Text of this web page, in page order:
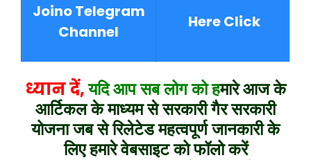
Joino Telegram
Channel
Here Click
ध्यान दें, यदि आप सब लोग को हमारे आज के
आर्टिकल के माध्यम सेसरकारी गैर सरकारी
योजना जब से रिलेटेड महत्वपूर्ण जानकारी के
लिए हमारे वेबसाइट को फॉलो करें